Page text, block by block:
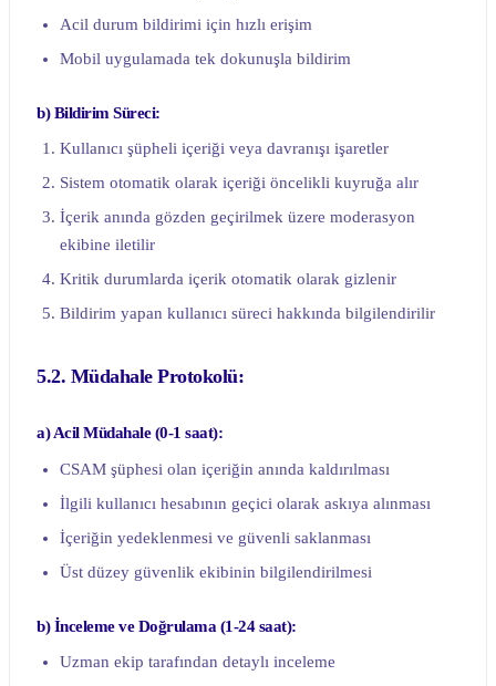
Acil durum bildirimi için hızlı erişim
Mobil uygulamada tek dokunuşla bildirim
b) Bildirim Süreci:
Kullanıcı şüpheli içeriği veya davranışı işaretler
Sistem otomatik olarak içeriği öncelikli kuyruğa alır
İçerik anında gözden geçirilmek üzere moderasyon
ekibine iletilir
Kritik durumlarda içerik otomatik olarak gizlenir
Bildirim yapan kullanıcı süreci hakkında bilgilendirilir
5.2. Müdahale Protokolü:
a) Acil Müdahale (0-1 saat):
CSAM şüphesi olan içeriğin anında kaldırılması
İlgili kullanıcı hesabının geçici olarak askıya alınması
İçeriğin yedeklenmesi ve güvenli saklanması
Üst düzey güvenlik ekibinin bilgilendirilmesi
b) İnceleme ve Doğrulama (1-24 saat):
Uzman ekip tarafından detaylı inceleme